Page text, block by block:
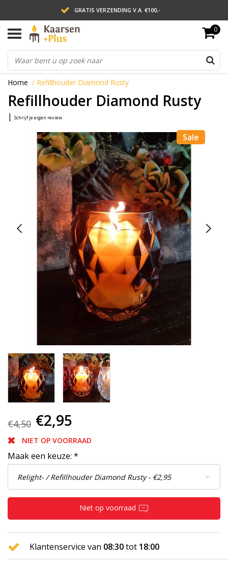
GRATIS VERZENDING V.A. €100,-
LEVERING BINNEN 2 WERKDAGEN
ACHTERAF BETALEN VIA AFTERPAY
0
Home / Refillhouder Diamond Rusty
Refillhouder Diamond Rusty
| Schrijf je eigen review
Sale
€4,50 €2,95
NIET OP VOORRAAD
Maak een keuze: *
Niet op voorraad
Klantenservice van 08:30tot 18:00